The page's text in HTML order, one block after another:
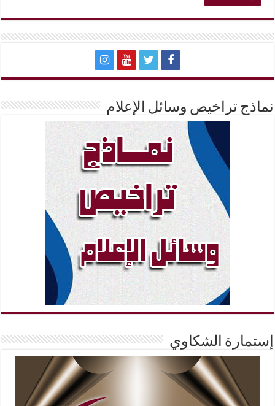
نماذج تراخيص وسائل الإعلام
إستمارة الشكاوي